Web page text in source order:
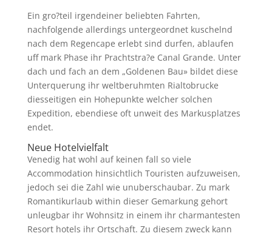
Ein gro?teil irgendeiner beliebten Fahrten,
nachfolgende allerdings untergeordnet kuschelnd
nach dem Regencape erlebt sind durfen, ablaufen
uff mark Phase ihr Prachtstra?e Canal Grande. Unter
dach und fach an dem „Goldenen Bau» bildet diese
Unterquerung ihr weltberuhmten Rialtobrucke
diesseitigen ein Hohepunkte welcher solchen
Expedition, ebendiese oft unweit des Markusplatzes
endet.
Neue Hotelvielfalt
Venedig hat wohl auf keinen fall so viele
Accommodation hinsichtlich Touristen aufzuweisen,
jedoch sei die Zahl wie unuberschaubar. Zu mark
Romantikurlaub within dieser Gemarkung gehort
unleugbar ihr Wohnsitz in einem ihr charmantesten
Resort hotels ihr Ortschaft. Zu diesem zweck kann